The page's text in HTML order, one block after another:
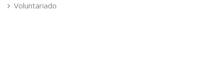
Voluntariado